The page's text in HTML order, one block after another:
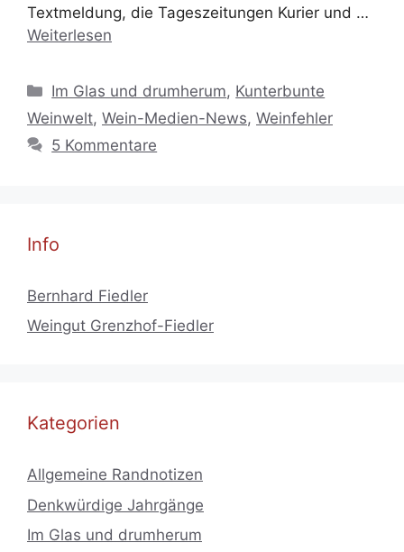
Textmeldung, die Tageszeitungen Kurier und …
Weiterlesen
Kategorien
Im Glas und drumherum, Kunterbunte
Weinwelt, Wein-Medien-News, Weinfehler
5 Kommentare
Info
Bernhard Fiedler
Weingut Grenzhof-Fiedler
Kategorien
Allgemeine Randnotizen
Denkwürdige Jahrgänge
Im Glas und drumherum